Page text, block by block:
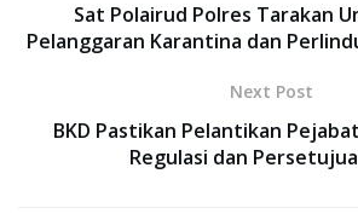
Sat Polairud Polres Tarakan
Pelanggaran Karantina dan
Next Post
BKD Pastikan Pelantikan
Regulasi dan